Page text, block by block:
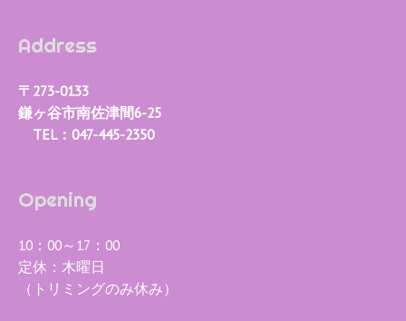
Address
〒273-0133
鎌ヶ谷市南佐津間6-25
TEL：047-445-2350
Opening
10：00～17：00
定休：木曜日
（トリミングのみ休み）